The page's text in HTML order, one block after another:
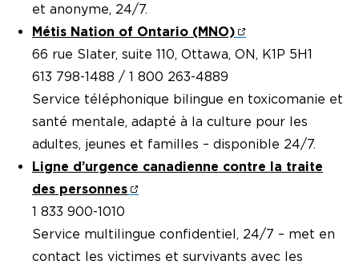
et anonyme, 24/7.
Métis Nation of Ontario (MNO)
66 rue Slater, suite 110, Ottawa, ON, K1P 5H1
613 798-1488 / 1 800 263-4889
Service téléphonique bilingue en toxicomanie et
santé mentale, adapté à la culture pour les
adultes, jeunes et familles – disponible 24/7.
Ligne d’urgence canadienne contre la traite
des personnes
1 833 900-1010
Service multilingue confidentiel, 24/7 – met en
contact les victimes et survivants avec les